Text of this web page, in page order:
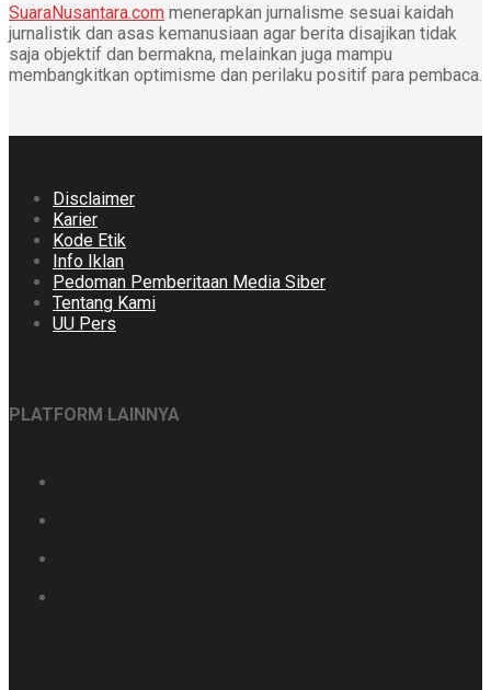
SuaraNusantara.com menerapkan jurnalisme sesuai kaidah
jurnalistik dan asas kemanusiaan agar berita disajikan tidak
saja objektif dan bermakna, melainkan juga mampu
membangkitkan optimisme dan perilaku positif para pembaca.
Disclaimer
Karier
Kode Etik
Info Iklan
Pedoman Pemberitaan Media Siber
Tentang Kami
UU Pers
PLATFORM LAINNYA